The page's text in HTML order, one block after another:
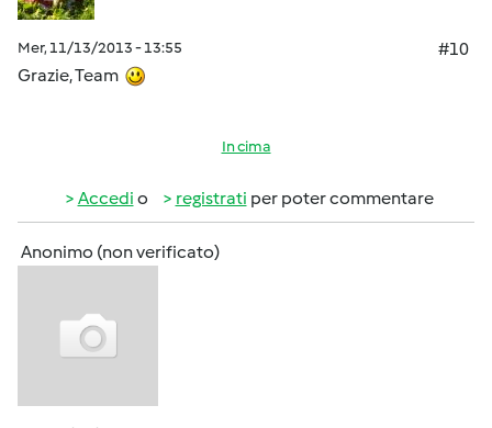
Mer, 11/13/2013 - 13:55
#10
Grazie, Team
In cima
Accedi o registrati per poter commentare
Anonimo (non verificato)